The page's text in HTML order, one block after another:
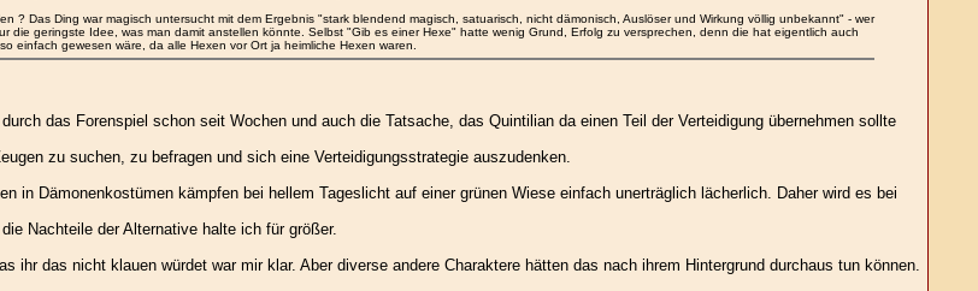
? Das Ding war magisch untersucht mit dem Ergebnis "stark blendend magisch, satuarisch, nicht dämonisch, Auslöser und Wirkung völlig unbekannt" - wer
die geringste Idee, was man damit anstellen könnte. Selbst "Gib es einer Hexe" hatte wenig Grund, Erfolg zu versprechen, denn die hat eigentlich auch
einfach gewesen wäre, da alle Hexen vor Ort ja heimliche Hexen waren.
das Forenspiel schon seit Wochen und auch die Tatsache, das Quintilian da einen Teil der Verteidigung übernehmen sollte
zu suchen, zu befragen und sich eine Verteidigungsstrategie auszudenken.
in Dämonenkostümen kämpfen bei hellem Tageslicht auf einer grünen Wiese einfach unerträglich lächerlich. Daher wird es bei
Nachteile der Alternative halte ich für größer.
ihr das nicht klauen würdet war mir klar. Aber diverse andere Charaktere hätten das nach ihrem Hintergrund durchaus tun können.